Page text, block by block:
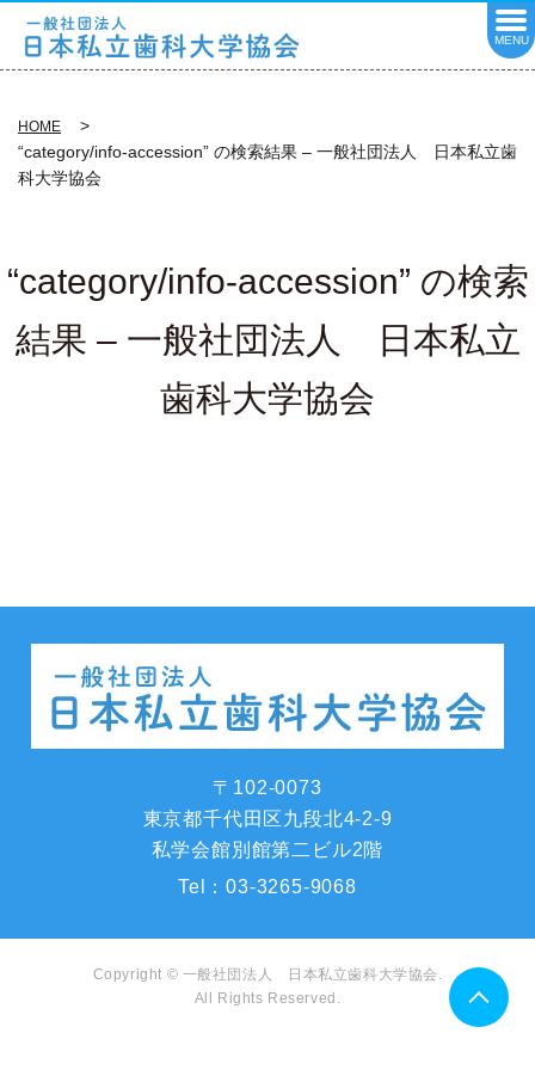
MENU
HOME
“category/info-accession” の検索結果 – 一般社団法人 日本私立歯
科大学協会
“category/info-accession” の検索
結果 – 一般社団法人 日本私立
歯科大学協会
〒102-0073
東京都千代田区九段北4-2-9
私学会館別館第二ビル2階
Tel：03-3265-9068
Copyright © 一般社団法人 日本私立歯科大学協会.
All Rights Reserved.